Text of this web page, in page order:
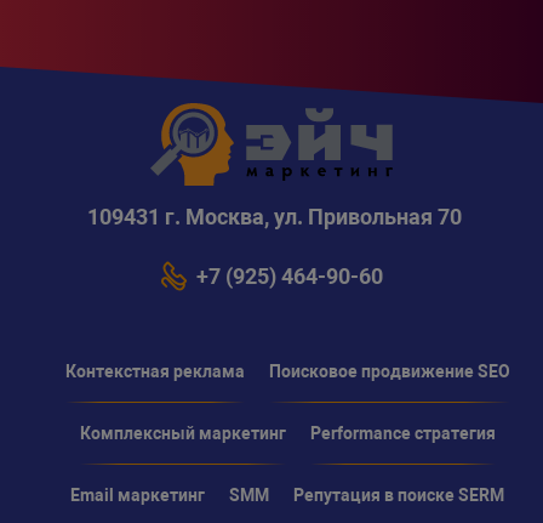
109431 г. Москва, ул. Привольная 70
+7 (925) 464-90-60
Контекстная реклама Поисковое продвижение SEO
Комплексный маркетинг Performance стратегия
Email маркетинг SMM Репутация в поиске SERM